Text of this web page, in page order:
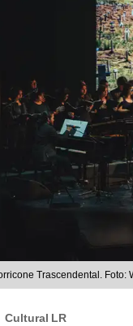
Trascendental. Foto:
Cultural LR